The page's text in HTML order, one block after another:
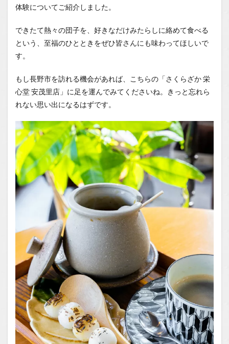
体験についてご紹介しました。
できたて熱々の団子を、好きなだけみたらしに絡めて食べる
という、至福のひとときをぜひ皆さんにも味わってほしいで
す。
もし長野市を訪れる機会があれば、こちらの「さくらざか 栄
心堂 安茂里店」に足を運んでみてくださいね。きっと忘れら
れない思い出になるはずです。